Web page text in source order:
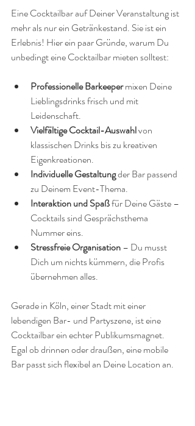
Eine Cocktailbar auf Deiner Veranstaltung ist
mehr als nur ein Getränkestand. Sie ist ein
Erlebnis! Hier ein paar Gründe, warum Du
unbedingt eine Cocktailbar mieten solltest:
Professionelle Barkeeper mixen Deine
Lieblingsdrinks frisch und mit
Leidenschaft.
Vielfältige Cocktail-Auswahl von
klassischen Drinks bis zu kreativen
Eigenkreationen.
Individuelle Gestaltung der Bar passend
zu Deinem Event-Thema.
Interaktion und Spaß für Deine Gäste –
Cocktails sind Gesprächsthema
Nummer eins.
Stressfreie Organisation – Du musst
Dich um nichts kümmern, die Profis
übernehmen alles.
Gerade in Köln, einer Stadt mit einer
lebendigen Bar- und Partyszene, ist eine
Cocktailbar ein echter Publikumsmagnet.
Egal ob drinnen oder draußen, eine mobile
Bar passt sich flexibel an Deine Location an.